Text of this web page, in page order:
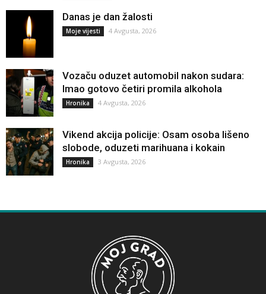
Danas je dan žalosti
Moje vijesti 4 Avgusta, 2026
Vozaču oduzet automobil nakon sudara:
Imao gotovo četiri promila alkohola
Hronika 4 Avgusta, 2026
Vikend akcija policije: Osam osoba lišeno
slobode, oduzeti marihuana i kokain
Hronika 3 Avgusta, 2026